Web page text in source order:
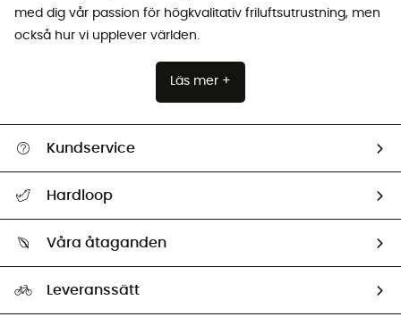
med dig vår passion för högkvalitativ friluftsutrustning, men
också hur vi upplever världen.
Läs mer +
Kundservice
Retur & återbetalning
Hardloop
Ambassadörer
Våra åtaganden
Leveranssätt